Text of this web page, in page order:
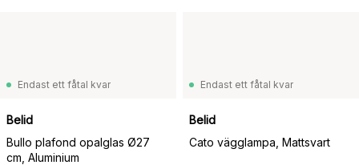
Endast ett fåtal kvar
Belid
Bullo plafond opalglas Ø27
cm, Aluminium
Endast ett fåtal kvar
Belid
Cato vägglampa, Mattsvart